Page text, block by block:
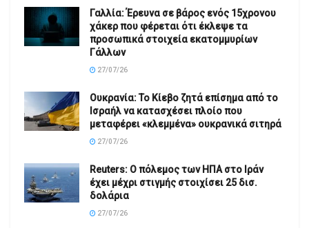
προσωπικά στοιχεία εκατομμυρίων
Γάλλων
27/07/26
Ουκρανία: Το Κίεβο ζητά επίσημα από το
μεταφέρει «κλεμμένα» ουκρανικά σιτηρά
27/07/26
Reuters: Ο πόλεμος των ΗΠΑ στο Ιράν
δολάρια
27/07/26
Επικοινωνία Πούτιν-Τραμπ: Ο Ρώσος